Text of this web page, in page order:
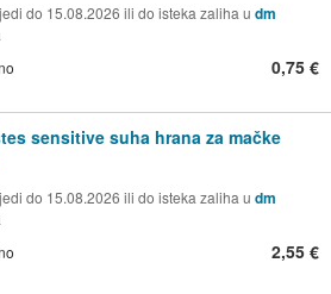
do 15.08.2026 ili do isteka zaliha u dm
0,75 €
sensitive suha hrana za mačke
do 15.08.2026 ili do isteka zaliha u dm
2,55 €